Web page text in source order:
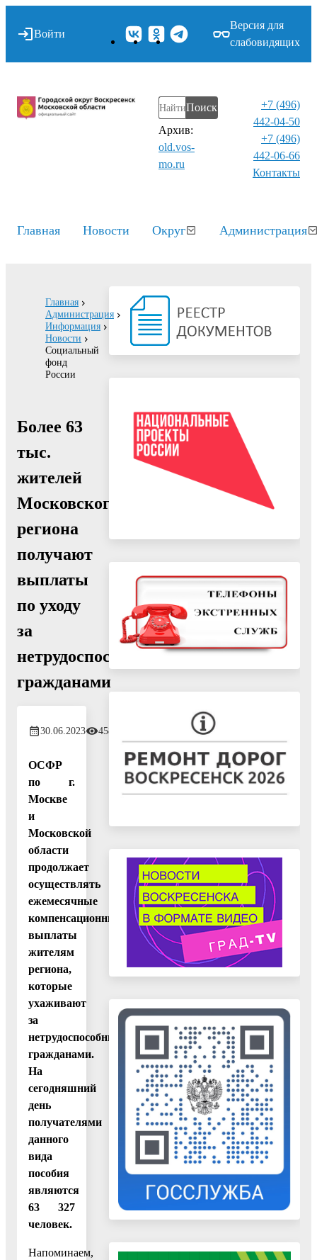
Войти
Версия для
слабовидящих
Поиск
Архив:
old.vos-
mo.ru
+7 (496)
442-04-50
+7 (496)
442-06-66
Контакты⁠
Главная Новости Округ Администрация
Главная
Администрация
Информация
Новости
Социальный
фонд
России
Более 63
тыс.
жителей
Московского
региона
получают
выплаты
по уходу
за
нетрудоспособными
гражданами
30.06.2023 458
ОСФР
по г.
Москве
и
Московской
области
продолжает
осуществлять
ежемесячные
компенсационные
выплаты
жителям
региона,
которые
ухаживают
за
нетрудоспособными
гражданами.
На
сегодняшний
день
получателями
данного
вида
пособия
являются
63 327
человек.
Напоминаем,